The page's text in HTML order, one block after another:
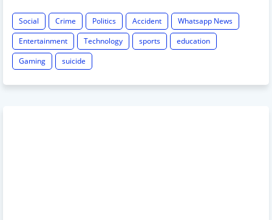
Social Crime Politics Accident
Whatsapp News
Entertainment
Technology sports
education
Gaming
suicide